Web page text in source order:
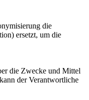
die
ersetzt, um die
die Zwecke und Mittel
der Verantwortliche